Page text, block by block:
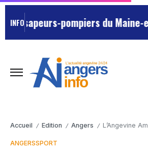
INFO pompiers du Maine-et-
Accueil / Edition / Angers / L’Angevine Amandine Brossier
ANGERSSPORT